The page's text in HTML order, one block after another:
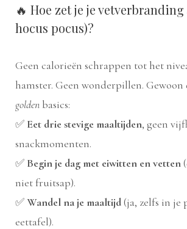
🔥 Hoe zet je je vetverbranding
hocus pocus)?
Geen calorieën schrappen tot het
hamster. Geen wonderpillen. Gewoon
golden basics:
✅ Eet drie stevige maaltijden, geen
snackmomenten.
✅ Begin je dag met eiwitten en vetten
niet fruitsap).
✅Wandel na je maaltijd(ja, zelfs in je
eettafel).